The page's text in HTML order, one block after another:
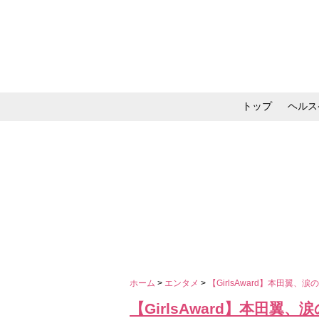
トップ ヘル
ホーム > エンタメ > 【GirlsAward】本田翼、涙
【GirlsAward】本田翼、